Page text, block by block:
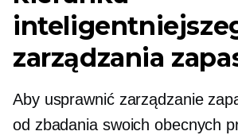
zarządzania
Aby usprawnić zarządzanie
od zbadania swoich obecnych